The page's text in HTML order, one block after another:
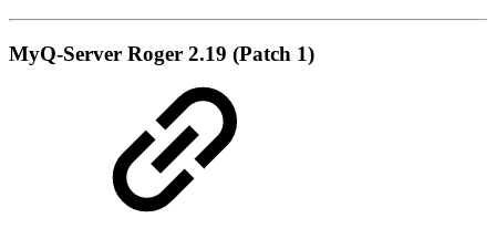
MyQ-Server Roger 2.19 (Patch 1)